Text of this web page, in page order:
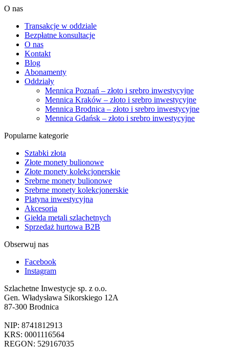
O nas
Transakcje w oddziale
Bezpłatne konsultacje
O nas
Kontakt
Blog
Abonamenty
Oddziały
Mennica Poznań – złoto i srebro inwestycyjne
Mennica Kraków – złoto i srebro inwestycyjne
Mennica Brodnica – złoto i srebro inwestycyjne
Mennica Gdańsk – złoto i srebro inwestycyjne
Popularne kategorie
Sztabki złota
Złote monety bulionowe
Złote monety kolekcjonerskie
Srebrne monety bulionowe
Srebrne monety kolekcjonerskie
Platyna inwestycyjna
Akcesoria
Giełda metali szlachetnych
Sprzedaż hurtowa B2B
Obserwuj nas
Facebook
Instagram
Szlachetne Inwestycje sp. z o.o.
Gen. Władysława Sikorskiego 12A
87-300 Brodnica
NIP: 8741812913
KRS: 0001116564
REGON: 529167035